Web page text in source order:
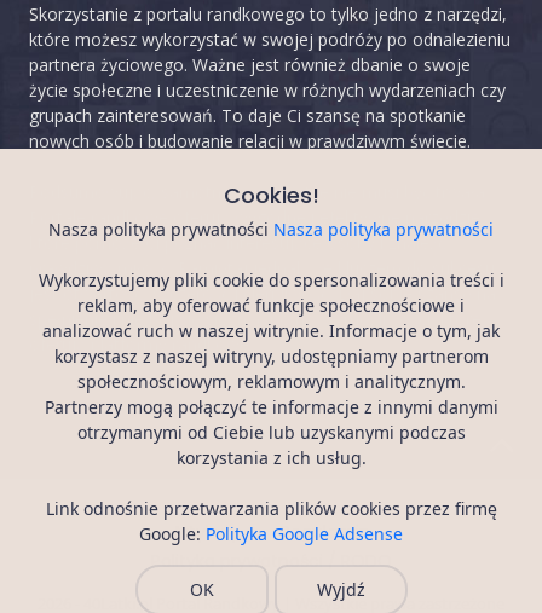
Skorzystanie z portalu randkowego to tylko jedno z narzędzi,
które możesz wykorzystać w swojej podróży po odnalezieniu
partnera życiowego. Ważne jest również dbanie o swoje
życie społeczne i uczestniczenie w różnych wydarzeniach czy
grupach zainteresowań. To daje Ci szansę na spotkanie
nowych osób i budowanie relacji w prawdziwym świecie.
Podsumowując, samotność po 40-tce nie musi być trwała.
Portale randkowe oferują wygodne i efektywne narzędzie,
które pomoże Ci poznać interesujące osoby i znaleźć
prawdziwą miłość. Pamiętaj jednak, że kluczem do sukcesu
jest otwartość, szczerość i cierpliwość. Daj sobie szansę na
spełnienie i nie bój się sięgnąć po nowe możliwości, które
oferują platformy randkowe.
Artykuły
Regulamin
Polityka prywatności / RODO
2026 - 40Latki.pl Portal Randkowy | Wszystkie prawa zastrzeżone
Cookies!
Nasza polityka prywatności Nasza polityka prywatności
Wykorzystujemy pliki cookie do spersonalizowania treści i
reklam, aby oferować funkcje społecznościowe i
analizować ruch w naszej witrynie. Informacje o tym, jak
korzystasz z naszej witryny, udostępniamy partnerom
społecznościowym, reklamowym i analitycznym.
Partnerzy mogą połączyć te informacje z innymi danymi
otrzymanymi od Ciebie lub uzyskanymi podczas
korzystania z ich usług.
Link odnośnie przetwarzania plików cookies przez firmę
Google: Polityka Google Adsense
OK Wyjdź